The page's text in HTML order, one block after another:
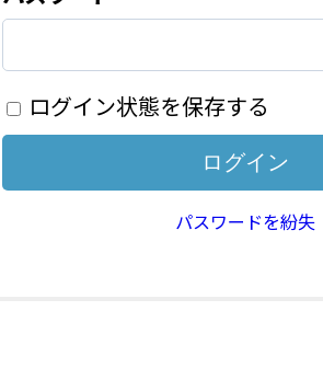
ログイン状態を保存する
パスワードを紛失